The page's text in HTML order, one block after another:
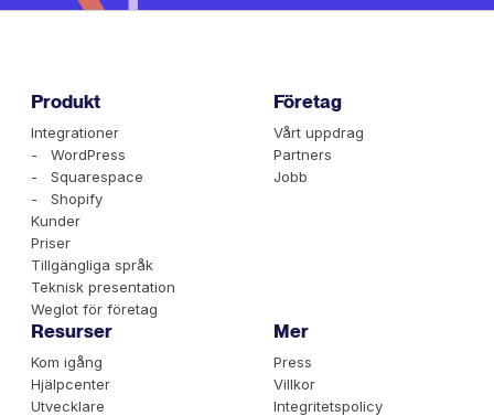
Produkt
Integrationer
- WordPress
- Squarespace
- Shopify
Kunder
Priser
Tillgängliga språk
Teknisk presentation
Weglot för företag
Företag
Vårt uppdrag
Partners
Jobb
Resurser
Kom igång
Hjälpcenter
Utvecklare
Mer
Press
Villkor
Integritetspolicy